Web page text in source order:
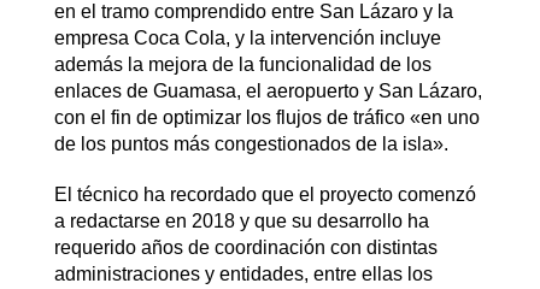
en el tramo comprendido entre San Lázaro y la
empresa Coca Cola, y la intervención incluye
además la mejora de la funcionalidad de los
enlaces de Guamasa, el aeropuerto y San Lázaro,
con el fin de optimizar los flujos de tráfico «en uno
de los puntos más congestionados de la isla».
El técnico ha recordado que el proyecto comenzó
a redactarse en 2018 y que su desarrollo ha
requerido años de coordinación con distintas
administraciones y entidades, entre ellas los